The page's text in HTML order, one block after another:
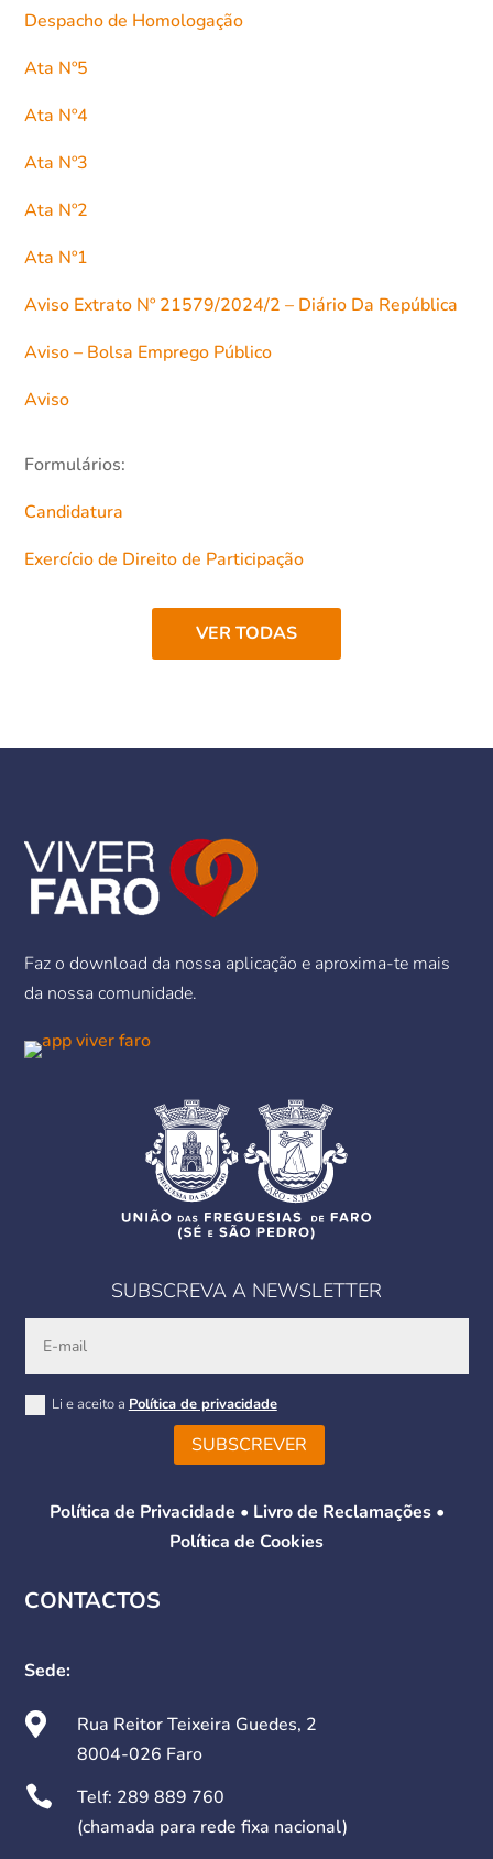
Despacho de Homologação
Ata Nº5
Ata Nº4
Ata Nº3
Ata Nº2
Ata Nº1
Aviso Extrato Nº 21579/2024/2 – Diário Da República
Aviso – Bolsa Emprego Público
Aviso
Formulários:
Candidatura
Exercício de Direito de Participação
VER TODAS
Faz o download da nossa aplicação e aproxima-te mais
da nossa comunidade.
SUBSCREVA A NEWSLETTER
Li e aceito a Política de privacidade
SUBSCREVER
Política de Privacidade • Livro de Reclamações•
Política de Cookies
CONTACTOS
Sede:

Rua Reitor Teixeira Guedes, 2
8004-026 Faro
 Telf: 289 889 760
(chamada para rede fixa nacional)